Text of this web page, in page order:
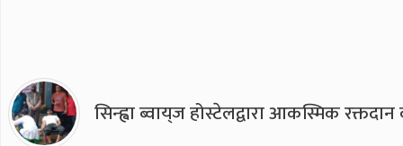
सिन्ह्वा ब्वाय्‌ज होस्टेलद्वारा आकस्मिक